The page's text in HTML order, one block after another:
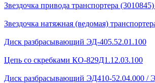
Звездочка привода транспортера
Звездочка натяжная (ведомая)
Диск разбрасывающий ЭД-405.52.01.100
Цепь со скребками КО-829Д1.12.03.100
Диск разбрасывающий ЭД410-52.04.000 /